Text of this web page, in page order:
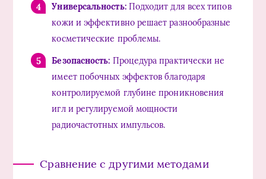
Универсальность:Подходит для всех типов
кожи и эффективно решает разнообразные
косметические проблемы.
Безопасность: Процедура практически не
имеет побочных эффектов благодаря
контролируемой глубине проникновения
игл и регулируемой мощности
радиочастотных импульсов.
Сравнение с другими методами